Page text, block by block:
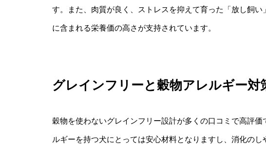
す。また、肉質が良く、ストレスを抑えて育った「放し飼
に含まれる栄養価の高さが支持されています。
グレインフリーと穀物アレルギー対
穀物を使わないグレインフリー設計が多くの口コミで高評
ルギーを持つ犬にとっては安心材料となりますし、消化の